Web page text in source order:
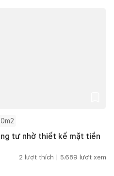
tư nhờ thiết kế mặt tiền
2 lượt thích | 5.689 lượt xem